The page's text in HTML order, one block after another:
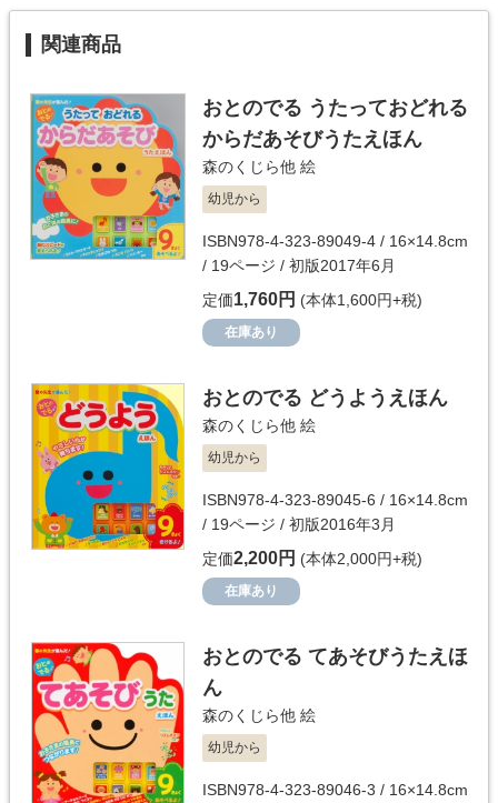
関連商品
おとのでる うたっておどれる
からだあそびうたえほん
森のくじら他 絵
幼児から
ISBN978-4-323-89049-4 / 16×14.8cm
/ 19ページ / 初版2017年6月
定価1,760円 (本体1,600円+税)
在庫あり
おとのでる どうようえほん
森のくじら他 絵
幼児から
ISBN978-4-323-89045-6 / 16×14.8cm
/ 19ページ / 初版2016年3月
定価2,200円 (本体2,000円+税)
在庫あり
おとのでる てあそびうたえほ
ん
森のくじら他 絵
幼児から
ISBN978-4-323-89046-3 / 16×14.8cm